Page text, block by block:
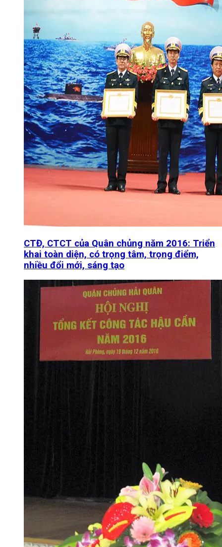
CTĐ, CTCT của Quân chủng năm 2016: Triển
khai toàn diện, có trọng tâm, trọng điểm,
nhiều đổi mới, sáng tạo